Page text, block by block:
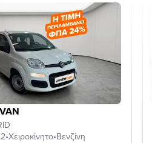
•Χειροκίνητο•Βενζίνη